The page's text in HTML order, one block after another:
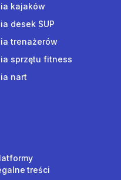
kajaków
desek SUP
trenażerów
sprzętu fitness
nart
treści